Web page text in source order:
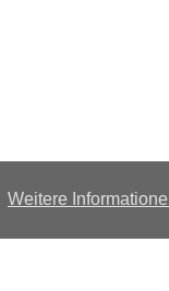
Weitere